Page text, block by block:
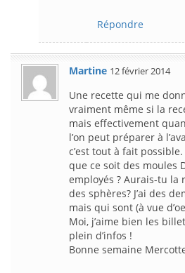
Répondre
Martine 12 février 2014
Une recette qui me
vraiment même si la
mais effectivement
l’on peut préparer à
c’est tout à fait
que ce soit des moules
employés ? Aurais-tu la
des sphères? J’ai des
mais qui sont (à vue
Moi, j’aime bien les
plein d’infos !
Bonne semaine